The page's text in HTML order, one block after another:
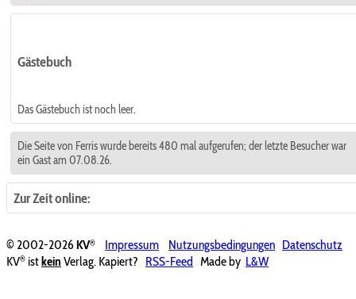
Gästebuch
Das Gästebuch ist noch leer.
Die Seite von Ferris wurde bereits 480 mal aufgerufen; der letzte Besucher war
ein Gast am 07.08.26.
Zur Zeit online:
© 2002-2026KV® Impressum Nutzungsbedingungen Datenschutz
KV® istkein Verlag. Kapiert? RSS-Feed Made by L&W